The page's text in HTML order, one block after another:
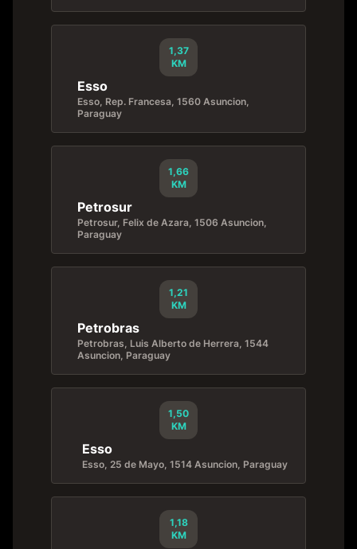
1,37
KM
Esso
Esso, Rep. Francesa, 1560 Asuncion,
Paraguay
1,66
KM
Petrosur
Petrosur, Felix de Azara, 1506 Asuncion,
Paraguay
1,21
KM
Petrobras
Petrobras, Luis Alberto de Herrera, 1544
Asuncion, Paraguay
1,50
KM
Esso
Esso, 25 de Mayo, 1514 Asuncion, Paraguay
1,18
KM